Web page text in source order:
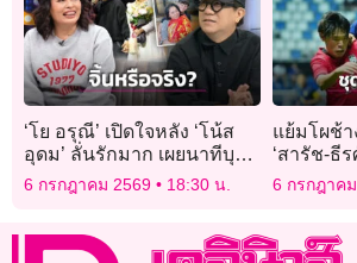
‘โย อรุณี’ เปิดใจหลัง ‘โน้ส
อุดม’ ลั่นรักมาก เผยนาทีบุก
บ้านพบแม่แถมฝ่ายชายรีโน
เวทร้านให้ฟรี
6 กรกฎาคม 2569 18:30 น.
แย้มโผช้
‘สารัช-ธี
แข่งไทยลี
6 กรกฎาค